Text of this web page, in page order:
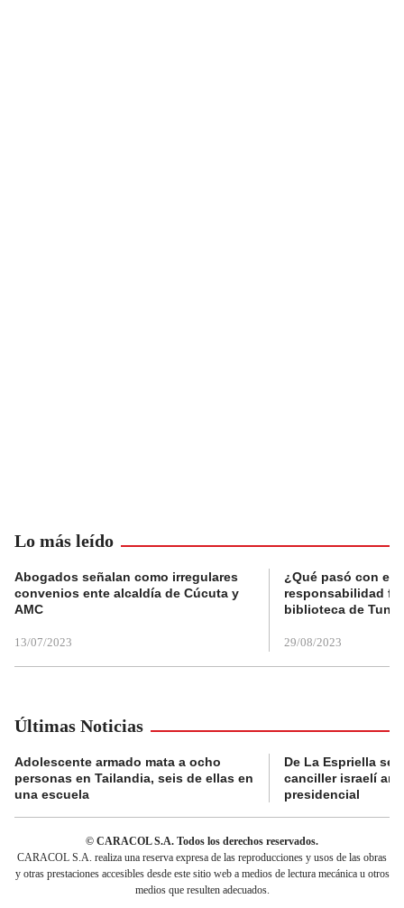
Lo más leído
Abogados señalan como irregulares
convenios ente alcaldía de Cúcuta y
AMC
13/07/2023
¿Qué pasó con el
responsabilidad
biblioteca de
29/08/2023
Últimas Noticias
Adolescente armado mata a ocho
personas en Tailandia, seis de ellas en
una escuela
De La Espriella se
canciller israelí
presidencial
© CARACOL S.A. Todos los derechos reservados.
CARACOL S.A. realiza una reserva expresa de las reproducciones y usos de las obras
y otras prestaciones accesibles desde este sitio web a medios de lectura mecánica u otros
medios que resulten adecuados.